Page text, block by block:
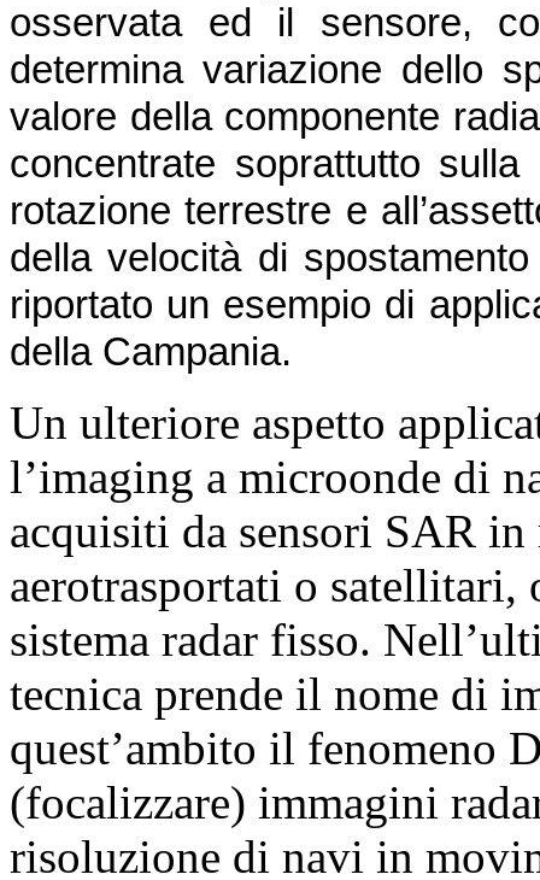
osservata ed il sensore,
determina variazione dello
valore della componente
concentrate soprattutto
rotazione terrestre e
della velocità di
riportato un esempio di
della Campania.
Un ulteriore aspetto
l’imaging a microonde di
acquisiti da sensori SAR
aerotrasportati o satellitari,
sistema radar fisso.
tecnica prende il nome di
quest’ambito il fenomeno
(focalizzare) immagini
risoluzione di navi in